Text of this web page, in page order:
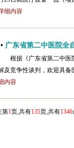
细内容
• 广东省第二中医院全
根据《广东省第二中
及竞争性谈判，欢迎具
内容
第1页,共有135页,共有1346